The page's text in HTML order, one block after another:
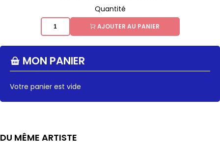
Quantité
AJOUTER AU PANIER
MON PANIER
Votre panier est vide
DU MÊME ARTISTE